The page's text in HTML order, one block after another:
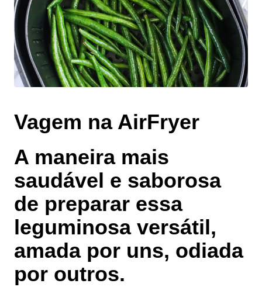
Vagem na AirFryer
A maneira mais
saudável e saborosa
de preparar essa
leguminosa versátil,
amada por uns, odiada
por outros.